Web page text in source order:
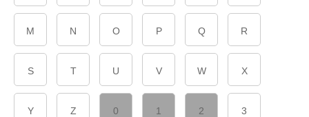
M N O P Q R
S T U V W X
Y Z 0 1 2 3